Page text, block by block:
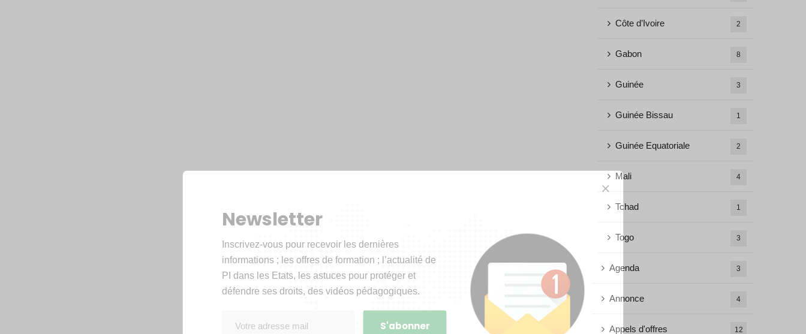
Côte d’Ivoire 2
Gabon 8
Guinée 3
Guinée Bissau 1
Guinée Equatoriale 2
Mali 4
Tchad 1
Togo 3
Agenda 3
Annonce 4
Appels d'offres 12
Newsletter
Inscrivez-vous pour recevoir les dernières
informations ; les offres de formation ; l’actualité de
PI dans les Etats, les astuces pour protéger et
défendre ses droits, des vidéos pédagogiques.